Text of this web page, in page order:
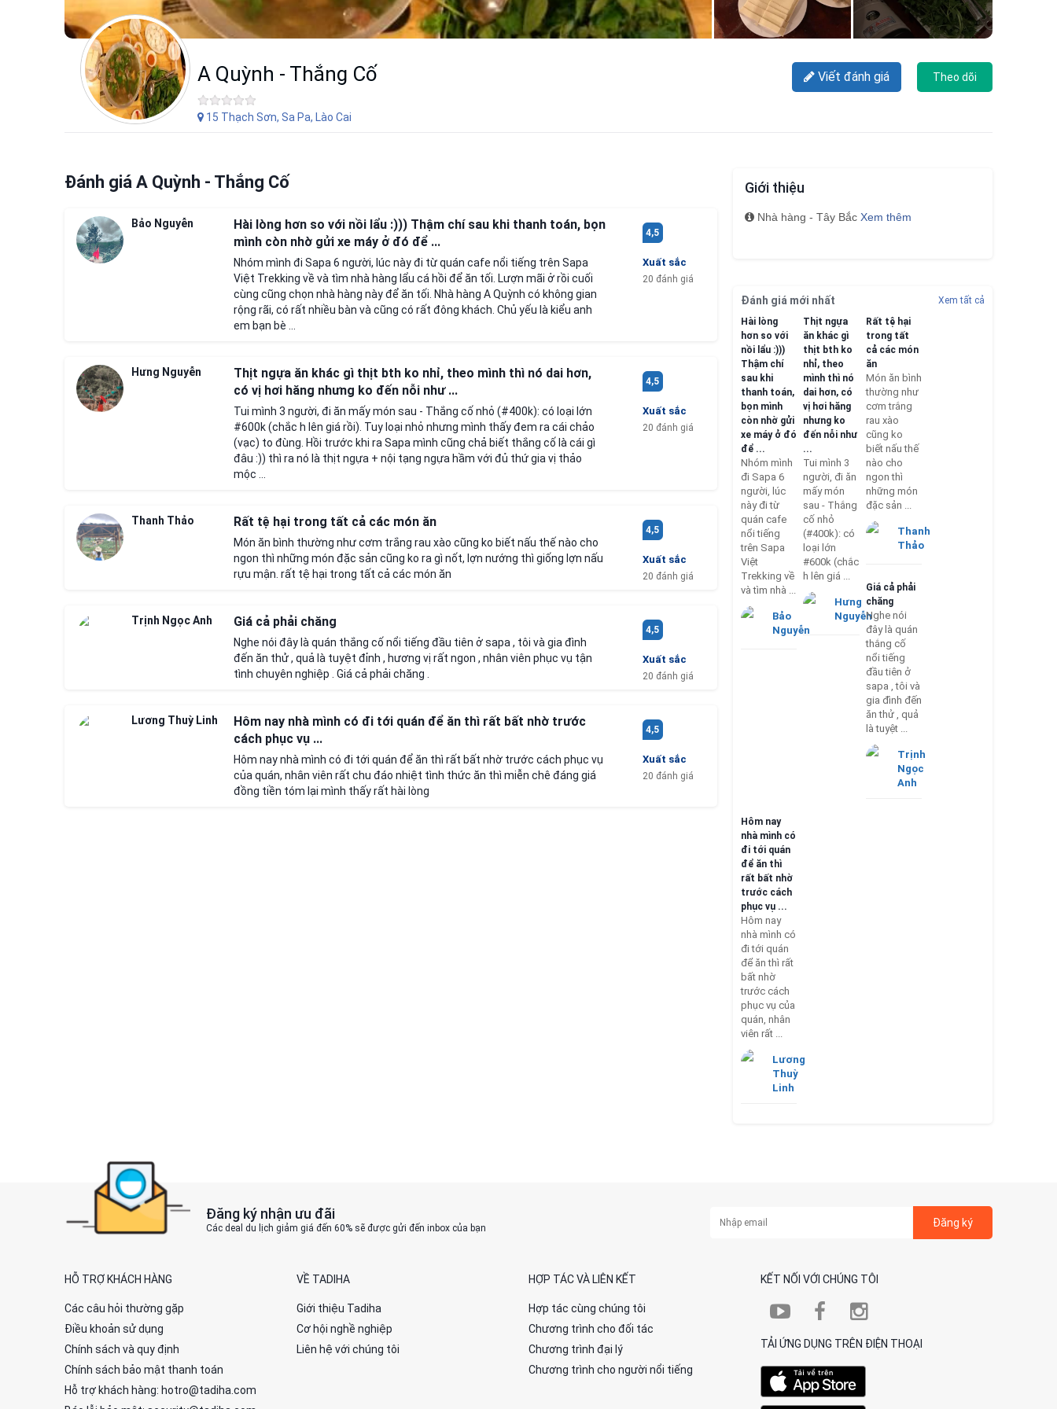
Theo dõi
Viết đánh giá
A Quỳnh - Thắng Cố
15 Thạch Sơn, Sa Pa, Lào Cai
Đánh giá A Quỳnh - Thắng Cố
Bảo Nguyễn
4,5
Xuất sắc
20 đánh giá
Hài lòng hơn so với nồi lẩu :))) Thậm chí sau khi thanh toán, bọn
mình còn nhờ gửi xe máy ở đó để ...
Nhóm mình đi Sapa 6 người, lúc này đi từ quán cafe nổi tiếng trên Sapa
Việt Trekking về và tìm nhà hàng lẩu cá hồi để ăn tối. Lượn mãi ở rồi cuối
cùng cũng chọn nhà hàng này để ăn tối. Nhà hàng A Quỳnh có không gian
rộng rãi, có rất nhiều bàn và cũng có rất đông khách. Chủ yếu là kiểu anh
em bạn bè ...
Hưng Nguyễn
4,5
Xuất sắc
20 đánh giá
Thịt ngựa ăn khác gì thịt bth ko nhỉ, theo mình thì nó dai hơn,
có vị hơi hăng nhưng ko đến nỗi như ...
Tui mình 3 người, đi ăn mấy món sau - Thắng cố nhỏ (#400k): có loại lớn
#600k (chắc h lên giá rồi). Tuy loại nhỏ nhưng mình thấy đem ra cái chảo
(vạc) to đùng. Hồi trước khi ra Sapa mình cũng chả biết thắng cố là cái gì
đâu :)) thì ra nó là thịt ngựa + nội tạng ngựa hầm với đủ thứ gia vị thảo
mộc ...
Thanh Thảo
4,5
Xuất sắc
20 đánh giá
Rất tệ hại trong tất cả các món ăn
Món ăn bình thường như cơm trắng rau xào cũng ko biết nấu thế nào cho
ngon thì những món đặc sản cũng ko ra gì nốt, lợn nướng thì giống lợn nấu
rựu mận. rất tệ hại trong tất cả các món ăn
Trịnh Ngọc Anh
4,5
Xuất sắc
20 đánh giá
Giá cả phải chăng
Nghe nói đây là quán thắng cố nổi tiếng đầu tiên ở sapa , tôi và gia đình
đến ăn thử , quả là tuyệt đỉnh , hương vị rất ngon , nhân viên phục vụ tận
tình chuyên nghiệp . Giá cả phải chăng .
Lương Thuỳ Linh
4,5
Xuất sắc
20 đánh giá
Hôm nay nhà mình có đi tới quán để ăn thì rất bất nhờ trước
cách phục vụ ...
Hôm nay nhà mình có đi tới quán để ăn thì rất bất nhờ trước cách phục vụ
của quán, nhân viên rất chu đáo nhiệt tình thức ăn thì miễn chê đáng giá
đồng tiền tóm lại mình thấy rất hài lòng
Giới thiệu
Nhà hàng - Tây Bắc Xem thêm
Đánh giá mới nhất
Xem tất cả
Hài lòng
hơn so với
nồi lẩu :)))
Thậm chí
sau khi
thanh toán,
bọn mình
còn nhờ gửi
xe máy ở đó
để ...
Nhóm mình
đi Sapa 6
người, lúc
này đi từ
quán cafe
nổi tiếng
trên Sapa
Việt
Trekking về
và tìm nhà ...
Bảo
Nguyễn
Thịt ngựa
ăn khác gì
thịt bth ko
nhỉ, theo
mình thì nó
dai hơn, có
vị hơi hăng
nhưng ko
đến nỗi như
...
Tui mình 3
người, đi ăn
mấy món
sau - Thắng
cố nhỏ
(#400k): có
loại lớn
#600k (chắc
h lên giá ...
Hưng
Nguyễn
Rất tệ hại
trong tất
cả các món
ăn
Món ăn bình
thường như
cơm trắng
rau xào
cũng ko
biết nấu thế
nào cho
ngon thì
những món
đặc sản ...
Thanh
Thảo
Giá cả phải
chăng
Nghe nói
đây là quán
thắng cố
nổi tiếng
đầu tiên ở
sapa , tôi và
gia đình đến
ăn thử , quả
là tuyệt ...
Trịnh
Ngọc
Anh
Hôm nay
nhà mình có
đi tới quán
để ăn thì
rất bất nhờ
trước cách
phục vụ ...
Hôm nay
nhà mình có
đi tới quán
để ăn thì rất
bất nhờ
trước cách
phục vụ của
quán, nhân
viên rất ...
Lương
Thuỳ
Linh
Đăng ký
Đăng ký nhận ưu đãi
Các deal du lịch giảm giá đến 60% sẽ được gửi đến inbox của bạn
HỖ TRỢ KHÁCH HÀNG
Các câu hỏi thường gặp
Điều khoản sử dụng
Chính sách và quy định
Chính sách bảo mật thanh toán
Hỗ trợ khách hàng: hotro@tadiha.com
VỀ TADIHA
Giới thiệu Tadiha
Cơ hội nghề nghiệp
Liên hệ với chúng tôi
HỢP TÁC VÀ LIÊN KẾT
Hợp tác cùng chúng tôi
Chương trình cho đối tác
Chương trình đại lý
Chương trình cho người nổi tiếng
KẾT NỐI VỚI CHÚNG TÔI
TẢI ỨNG DỤNG TRÊN ĐIỆN THOẠI